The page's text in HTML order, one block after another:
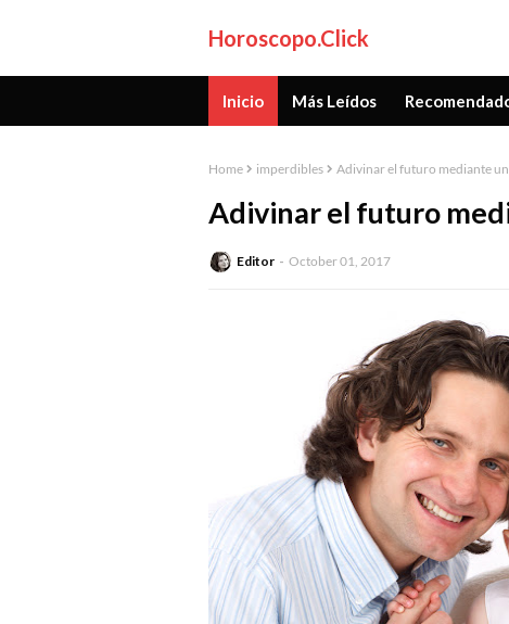
Horoscopo.Click
Inicio Más Leídos
Home imperdibles Adivinar el futuro mediante
Adivinar el futuro
Editor October 01, 2017